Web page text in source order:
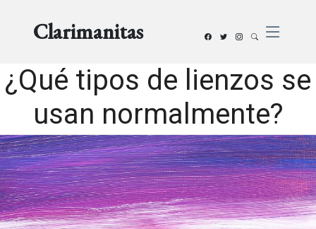
Clarimanitas
¿Qué tipos de lienzos se
usan normalmente?